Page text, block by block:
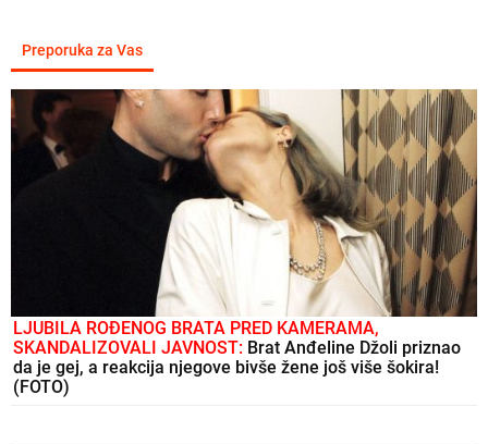
Preporuka za Vas
LJUBILA ROĐENOG BRATA PRED KAMERAMA,
SKANDALIZOVALI JAVNOST: Brat Anđeline Džoli priznao
da je gej, a reakcija njegove bivše žene još više šokira!
(FOTO)